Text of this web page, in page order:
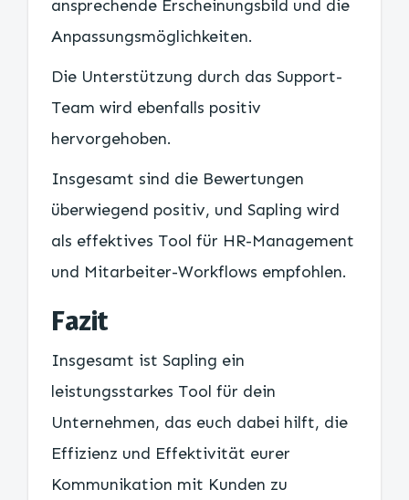
ansprechende Erscheinungsbild und die
Anpassungsmöglichkeiten.
Die Unterstützung durch das Support-
Team wird ebenfalls positiv
hervorgehoben.
Insgesamt sind die Bewertungen
überwiegend positiv, und Sapling wird
als effektives Tool für HR-Management
und Mitarbeiter-Workflows empfohlen.
Fazit
Insgesamt ist Sapling ein
leistungsstarkes Tool für dein
Unternehmen, das euch dabei hilft, die
Effizienz und Effektivität eurer
Kommunikation mit Kunden zu